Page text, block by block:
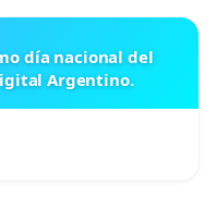
día nacional del
Argentino.